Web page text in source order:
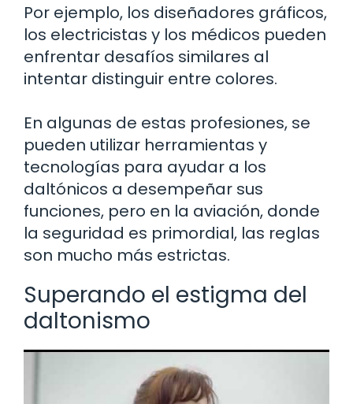
Por ejemplo, los diseñadores gráficos,
los electricistas y los médicos pueden
enfrentar desafíos similares al
intentar distinguir entre colores.
En algunas de estas profesiones, se
pueden utilizar herramientas y
tecnologías para ayudar a los
daltónicos a desempeñar sus
funciones, pero en la aviación, donde
la seguridad es primordial, las reglas
son mucho más estrictas.
Superando el estigma del
daltonismo